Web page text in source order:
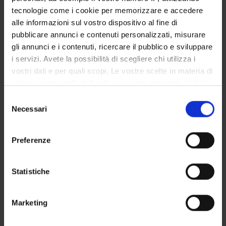
tecnologie come i cookie per memorizzare e accedere
alle informazioni sul vostro dispositivo al fine di
pubblicare annunci e contenuti personalizzati, misurare
gli annunci e i contenuti, ricercare il pubblico e sviluppare
i servizi. Avete la possibilità di scegliere chi utilizza i
vostri dati e per quali scopi. Le vostre scelte in materia di
modificare o revocare il proprio consenso in qualsiasi
momento dalla Dichiarazione sui cookie o facendo clic
raccogliere informazioni sulla tua posizione
geografica, con un'approssimazione di qualche
Identificare il tuo dispositivo, scansionandolo
delNecessari
Preferenze
Statistiche
Marketing
Anna Cappellotto
Professore associato
Maria Adele Cipolla
PROGETTI
ATTIVITÀ